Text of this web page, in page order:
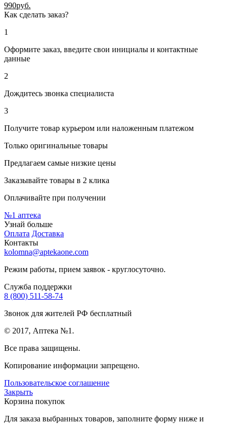
990руб.
Как сделать заказ?
1
Оформите заказ, введите свои инициалы и контактные
данные
2
Дождитесь звонка специалиста
3
Получите товар курьером или наложенным платежом
Только оригинальные товары
Предлагаем самые низкие цены
Заказывайте товары в 2 клика
Оплачивайте при получении
№1 аптека
Узнай больше
Оплата Доставка
Контакты
kolomna@aptekaone.com
Режим работы, прием заявок - круглосуточно.
Служба поддержки
8 (800) 511-58-74
Звонок для жителей РФ бесплатный
© 2017, Аптека №1.
Все права защищены.
Копирование информации запрещено.
Пользовательское соглашение
Закрыть
Корзина покупок
Для заказа выбранных товаров, заполните форму ниже и